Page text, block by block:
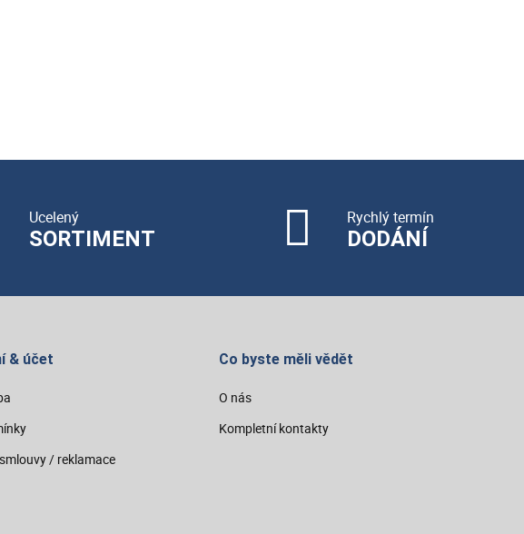
Ucelený
SORTIMENT
Rychlý termín
DODÁNÍ
& účet
/ reklamace
Co byste měli vědět
O nás
Kompletní kontakty